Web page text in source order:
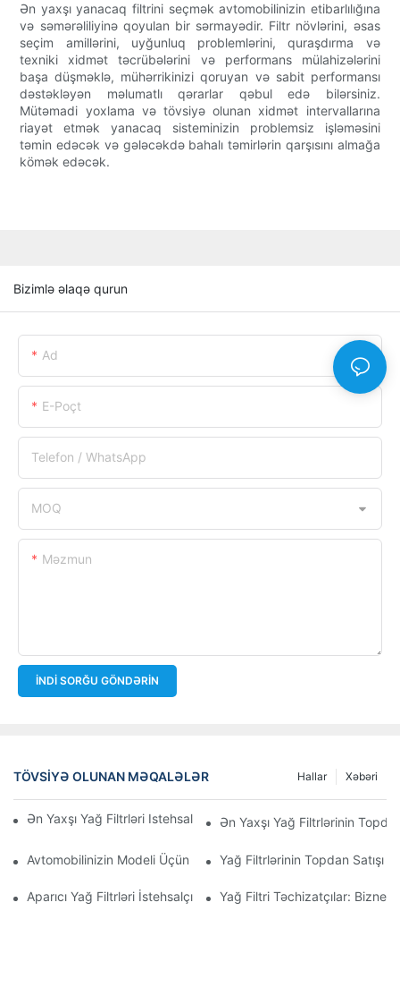
Ən yaxşı yanacaq filtrini seçmək avtomobilinizin etibarlılığına
və səmərəliliyinə qoyulan bir sərmayədir. Filtr növlərini, əsas
seçim amillərini, uyğunluq problemlərini, quraşdırma və
texniki xidmət təcrübələrini və performans mülahizələrini
başa düşməklə, mühərrikinizi qoruyan və sabit performansı
dəstəkləyən məlumatlı qərarlar qəbul edə bilərsiniz.
Mütəmadi yoxlama və tövsiyə olunan xidmət intervallarına
riayət etmək yanacaq sisteminizin problemsiz işləməsini
təmin edəcək və gələcəkdə bahalı təmirlərin qarşısını almağa
kömək edəcək.
Bizimlə əlaqə qurun
Ad
E-Poçt
Telefon / WhatsApp
MOQ
Məzmun
İNDI SORĞU GÖNDƏRIN
TÖVSIYƏ OLUNAN MƏQALƏLƏR Xəbəri
Hallar
Ən Yaxşı Yağ Filtrləri Istehsal Edən Şirkətlər: Hərtərəfli Baxış
Ən Yaxşı Yağ Filtrlərinin
Avtomobilinizin Modeli Üçün Düzgün Yağ Filtrinin Seçilməsi:
Yağ Filtrlərinin Topdan Satışı
Aparıcı Yağ Filtrləri İstehsalçılarına Və Onların İnnovasiyalarına
Yağ Filtri Təchizatçılar: